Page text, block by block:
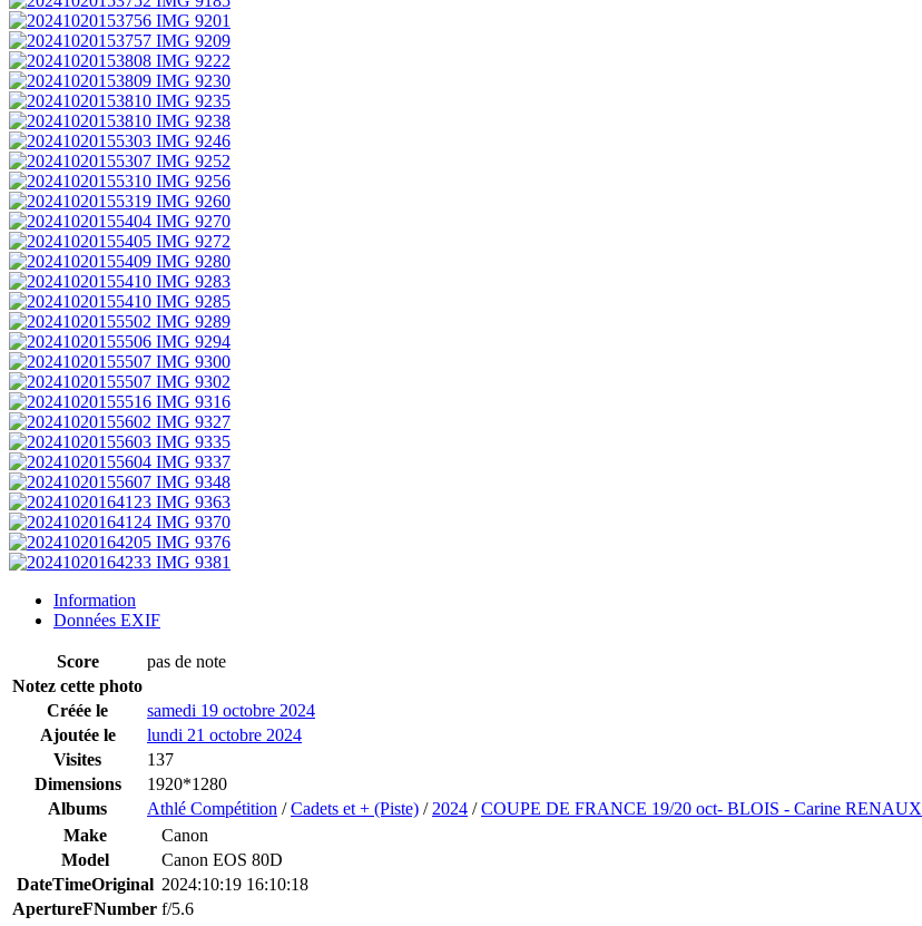
Information
Données EXIF
Score
pas de note
Notez cette photo
Créée le
samedi 19 octobre 2024
Ajoutée le
lundi 21 octobre 2024
Visites
137
Dimensions
1920*1280
Albums
Athlé Compétition /Cadets et + (Piste) / 2024 /COUPE DE FRANCE 19/20 oct- BLOIS - Carine RENAUX
Make
Canon
Model
Canon EOS 80D
DateTimeOriginal 2024:10:19 16:10:18
ApertureFNumber f/5.6